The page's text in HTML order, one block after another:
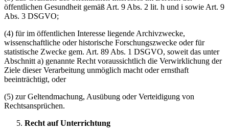
öffentlichen Gesundheit gemäß Art. 9 Abs. 2 lit. h und i sowie Art. 9
Abs. 3 DSGVO;
(4) für im öffentlichen Interesse liegende Archivzwecke,
wissenschaftliche oder historische Forschungszwecke oder für
statistische Zwecke gem. Art. 89 Abs. 1 DSGVO, soweit das unter
Abschnitt a) genannte Recht voraussichtlich die Verwirklichung der
Ziele dieser Verarbeitung unmöglich macht oder ernsthaft
beeinträchtigt, oder
(5) zur Geltendmachung, Ausübung oder Verteidigung von
Rechtsansprüchen.
Recht auf Unterrichtung